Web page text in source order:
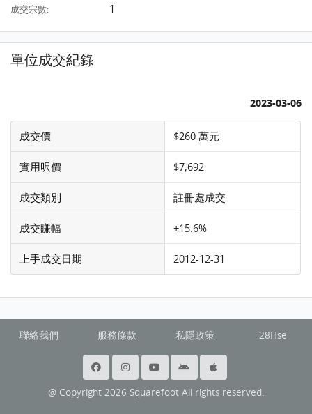
成交宗數: 1
單位成交紀錄
2023-03-06
成交價 $260 萬元
實用呎價 $7,692
成交類別 註冊處成交
成交賺幅 +15.6%
上手成交日期 2012-12-31
聯絡我們 服務條款 私隱政策 28Hse
@ Copyright 2026 Squarefoot All rights reserved.